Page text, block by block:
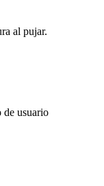
al pujar.
usuario